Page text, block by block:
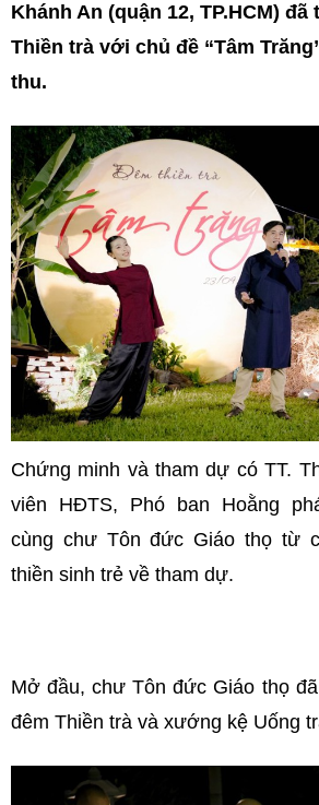
Khánh An (quận 12, TP.HCM)
Thiền trà với chủ đề “Tâm
thu.
Chứng minh và tham dự có TT.
viên HĐTS, Phó ban Hoằng
cùng chư Tôn đức Giáo thọ từ
thiền sinh trẻ về tham dự.
Mở đầu, chư Tôn đức Giáo thọ
đêm Thiền trà và xướng kệ Uống